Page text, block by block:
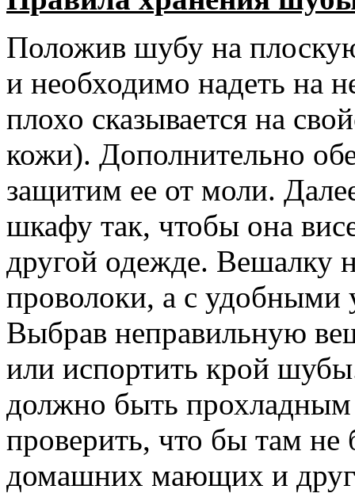
Положив шубу на
и необходимо надеть на
плохо сказывается на
кожи). Дополнительно
защитим ее от моли.
шкафу так, чтобы она
другой одежде. Вешалку
проволоки, а с
Выбрав неправильную
или испортить крой
должно быть
проверить, что бы там не
домашних мающих и